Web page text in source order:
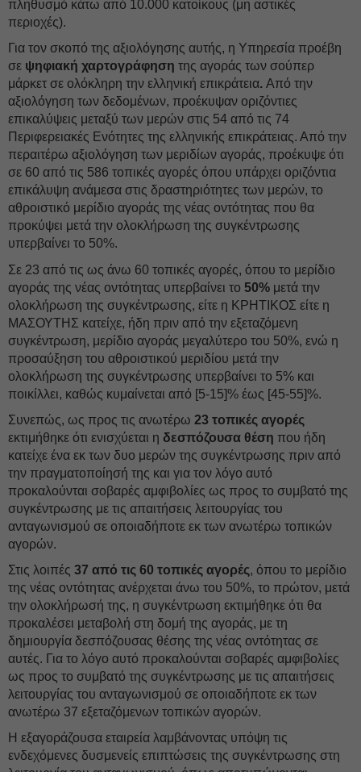
πληθυσμό κάτω από 10.000 κατοίκους (μη αστικές
περιοχές).
Για τον σκοπό της αξιολόγησης αυτής, η Υπηρεσία προέβη
σε ψηφιακή χαρτογράφηση της αγοράς των σούπερ
μάρκετ σε ολόκληρη την ελληνική επικράτεια. Από την
αξιολόγηση των δεδομένων, προέκυψαν οριζόντιες
επικαλύψεις μεταξύ των μερών στις 54 από τις 74
Περιφερειακές Ενότητες της ελληνικής επικράτειας. Από την
περαιτέρω αξιολόγηση των μεριδίων αγοράς, προέκυψε ότι
σε 60 από τις 586 τοπικές αγορές όπου υπάρχει οριζόντια
επικάλυψη ανάμεσα στις δραστηριότητες των μερών, το
αθροιστικό μερίδιο αγοράς της νέας οντότητας που θα
προκύψει μετά την ολοκλήρωση της συγκέντρωσης
υπερβαίνει το 50%.
Σε 23 από τις ως άνω 60 τοπικές αγορές, όπου το μερίδιο
αγοράς της νέας οντότητας υπερβαίνει το 50% μετά την
ολοκλήρωση της συγκέντρωσης, είτε η ΚΡΗΤΙΚΟΣ είτε η
ΜΑΣΟΥΤΗΣ κατείχε, ήδη πριν από την εξεταζόμενη
συγκέντρωση, μερίδιο αγοράς μεγαλύτερο του 50%, ενώ η
προσαύξηση του αθροιστικού μεριδίου μετά την
ολοκλήρωση της συγκέντρωσης υπερβαίνει το 5% και
ποικίλλει, καθώς κυμαίνεται από [5-15]% έως [45-55]%.
Συνεπώς, ως προς τις ανωτέρω 23 τοπικές αγορές
εκτιμήθηκε ότι ενισχύεται η δεσπόζουσα θέση που ήδη
κατείχε ένα εκ των δυο μερών της συγκέντρωσης πριν από
την πραγματοποίησή της και για τον λόγο αυτό
προκαλούνται σοβαρές αμφιβολίες ως προς το συμβατό της
συγκέντρωσης με τις απαιτήσεις λειτουργίας του
ανταγωνισμού σε οποιαδήποτε εκ των ανωτέρω τοπικών
αγορών.
Στις λοιπές 37 από τις 60 τοπικές αγορές, όπου το μερίδιο
της νέας οντότητας ανέρχεται άνω του 50%, το πρώτον, μετά
την ολοκλήρωσή της, η συγκέντρωση εκτιμήθηκε ότι θα
προκαλέσει μεταβολή στη δομή της αγοράς, με τη
δημιουργία δεσπόζουσας θέσης της νέας οντότητας σε
αυτές. Για το λόγο αυτό προκαλούνται σοβαρές αμφιβολίες
ως προς το συμβατό της συγκέντρωσης με τις απαιτήσεις
λειτουργίας του ανταγωνισμού σε οποιαδήποτε εκ των
ανωτέρω 37 εξεταζόμενων τοπικών αγορών.
Η εξαγοράζουσα εταιρεία λαμβάνοντας υπόψη τις
ενδεχόμενες δυσμενείς επιπτώσεις της συγκέντρωσης στη